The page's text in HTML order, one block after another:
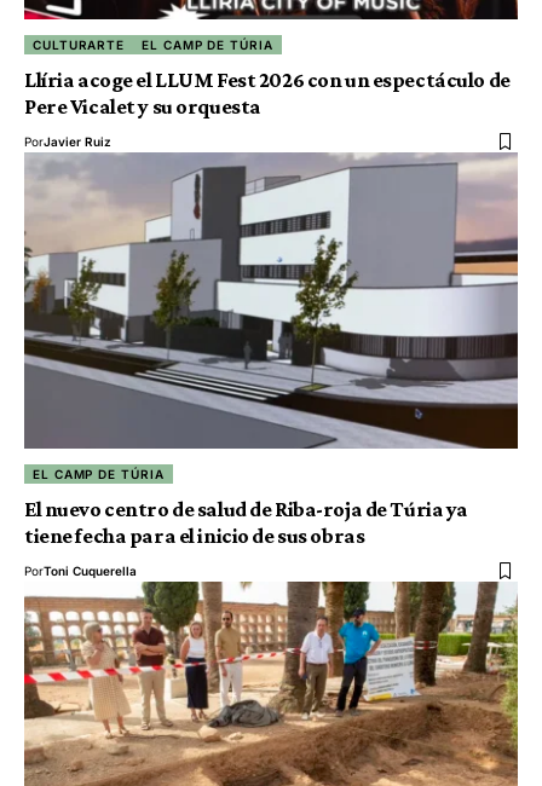
CULTURARTE EL CAMP DE TÚRIA
Llíria acoge el LLUM Fest 2026 con un espectáculo de
Pere Vicalet y su orquesta
PorJavier Ruiz
EL CAMP DE TÚRIA
El nuevo centro de salud de Riba-roja de Túria ya
tiene fecha para el inicio de sus obras
PorToni Cuquerella